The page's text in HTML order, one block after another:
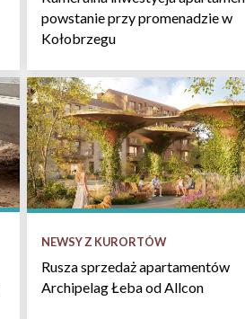
powstanie przy promenadzie w
Kołobrzegu
NEWSY Z KURORTÓW
Rusza sprzedaż apartamentów
Archipelag Łeba od Allcon